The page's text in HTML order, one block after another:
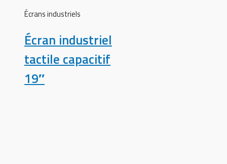
Écrans industriels
Écran industriel
tactile capacitif
19″